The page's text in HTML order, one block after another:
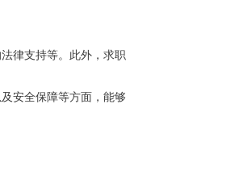
律支持等。此外，求职
安全保障等方面，能够